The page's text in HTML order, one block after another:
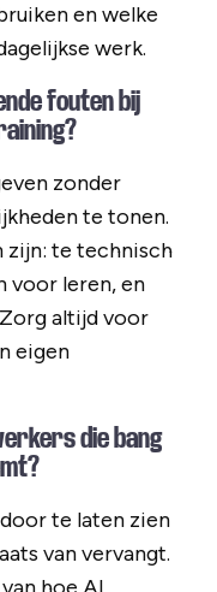
en welke
werk.
fouten bij
zonder
te tonen.
zijn: te technisch
voor leren, en
altijd voor
eigen
die bang
te laten zien
van vervangt.